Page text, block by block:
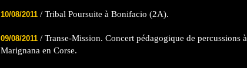
10/08/2011/ Tribal Poursuite à Bonifacio (2A).
09/08/2011/ Transe-Mission. Concert pédagogique de percussions à
Marignana en Corse.